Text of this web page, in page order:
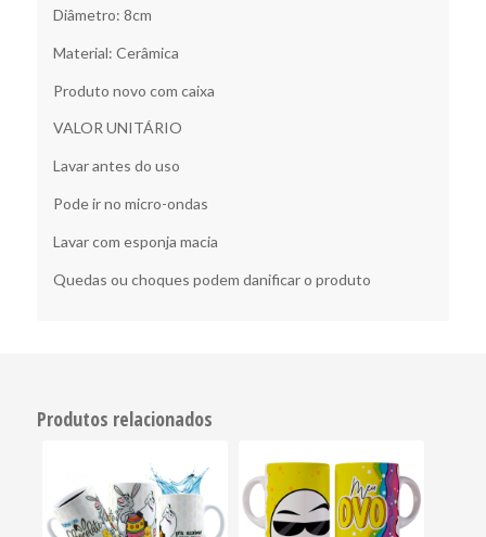
Diâmetro: 8cm
Material: Cerâmica
Produto novo com caixa
VALOR UNITÁRIO
Lavar antes do uso
Pode ir no micro-ondas
Lavar com esponja macia
Quedas ou choques podem danificar o produto
Produtos relacionados